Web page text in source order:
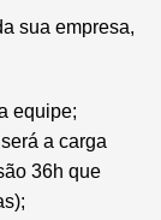
sua empresa,
equipe;
a carga
36h que